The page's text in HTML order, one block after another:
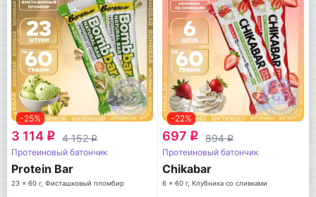
-25%
3 114 q 4 152q
Протеиновый батончик
Protein Bar
23 x 60 г, Фисташковый пломбир
-22%
697 q 894q
Протеиновый батончик
Chikabar
6 x 60 г, Клубника со сливками